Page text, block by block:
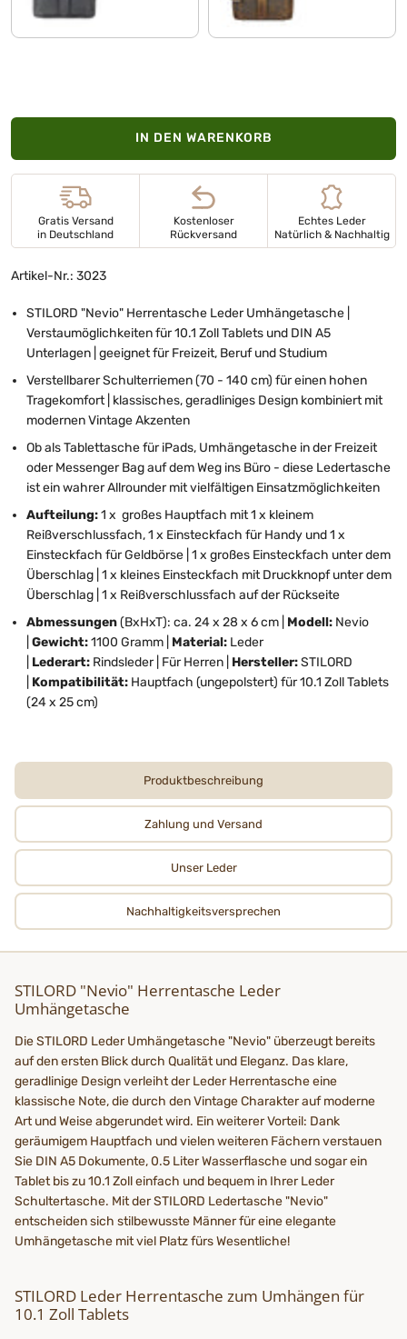
IN DEN WARENKORB
Gratis Versand
in Deutschland
Kostenloser
Rückversand
Echtes Leder
Natürlich & Nachhaltig
Artikel-Nr.: 3023
STILORD "Nevio" Herrentasche Leder Umhängetasche |
Verstaumöglichkeiten für 10.1 Zoll Tablets und DIN A5
Unterlagen | geeignet für Freizeit, Beruf und Studium
Verstellbarer Schulterriemen (70 - 140 cm) für einen hohen
Tragekomfort | klassisches, geradliniges Design kombiniert mit
modernen Vintage Akzenten
Ob als Tablettasche für iPads, Umhängetasche in der Freizeit
oder Messenger Bag auf dem Weg ins Büro - diese Ledertasche
ist ein wahrer Allrounder mit vielfältigen Einsatzmöglichkeiten
Aufteilung:1 x großes Hauptfach mit 1 x kleinem
Reißverschlussfach, 1 x Einsteckfach für Handy und 1 x
Einsteckfach für Geldbörse | 1 x großes Einsteckfach unter dem
Überschlag | 1 x kleines Einsteckfach mit Druckknopf unter dem
Überschlag | 1 x Reißverschlussfach auf der Rückseite
Abmessungen(BxHxT): ca. 24 x 28 x 6 cm | Modell: Nevio
Gewicht:1100 Gramm | Material: Leder
Lederart: Rindsleder | Für Herren | Hersteller:STILORD
Kompatibilität: Hauptfach (ungepolstert) für 10.1 Zoll Tablets
(24 x 25 cm)
Produktbeschreibung
Zahlung und Versand
Unser Leder
Nachhaltigkeits­­­versprechen
STILORD "Nevio" Herrentasche Leder
Umhängetasche
Die STILORD Leder Umhängetasche "Nevio" überzeugt bereits
auf den ersten Blick durch Qualität und Eleganz. Das klare,
geradlinige Design verleiht der Leder Herrentasche eine
klassische Note, die durch den Vintage Charakter auf moderne
Art und Weise abgerundet wird. Ein weiterer Vorteil: Dank
geräumigem Hauptfach und vielen weiteren Fächern verstauen
Sie DIN A5 Dokumente, 0.5 Liter Wasserflasche und sogar ein
Tablet bis zu 10.1 Zoll einfach und bequem in Ihrer Leder
Schultertasche. Mit der STILORD Ledertasche "Nevio"
entscheiden sich stilbewusste Männer für eine elegante
Umhängetasche mit viel Platz fürs Wesentliche!
STILORD Leder Herrentasche zum Umhängen für
10.1 Zoll Tablets